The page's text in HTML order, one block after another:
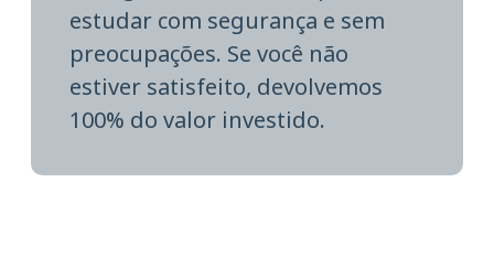
estudar com segurança e sem
preocupações. Se você não
estiver satisfeito, devolvemos
100% do valor investido.